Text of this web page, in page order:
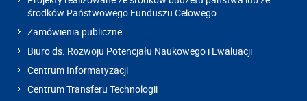
środków Państwowego Funduszu Celowego
Zamówienia publiczne
Biuro ds. Rozwoju Potencjału Naukowego i Ewaluacji
Centrum Informatyzacji
Centrum Transferu Technologii